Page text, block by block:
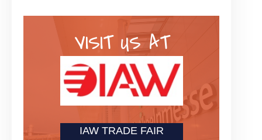
VISIT US AT
IAW TRADE FAIR